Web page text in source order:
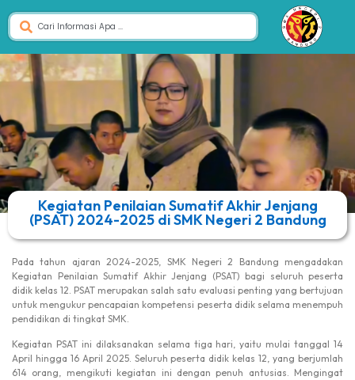
Kegiatan Penilaian Sumatif Akhir Jenjang
(PSAT) 2024-2025 di SMK Negeri 2 Bandung
Pada tahun ajaran 2024-2025, SMK Negeri 2 Bandung mengadakan
Kegiatan Penilaian Sumatif Akhir Jenjang (PSAT) bagi seluruh peserta
didik kelas 12. PSAT merupakan salah satu evaluasi penting yang bertujuan
untuk mengukur pencapaian kompetensi peserta didik selama menempuh
pendidikan di tingkat SMK.
Kegiatan PSAT ini dilaksanakan selama tiga hari, yaitu mulai tanggal 14
April hingga 16 April 2025. Seluruh peserta didik kelas 12, yang berjumlah
614 orang, mengikuti kegiatan ini dengan penuh antusias. Mengingat